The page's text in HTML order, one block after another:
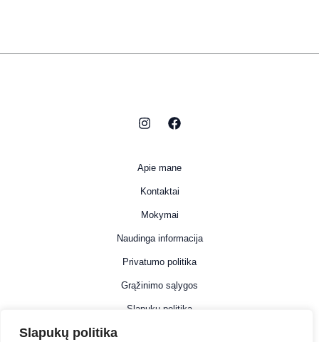
Slapukų politika
Apie mane
Kontaktai
Mokymai
Naudinga informacija
Privatumo politika
Grąžinimo sąlygos
Slapukų politika